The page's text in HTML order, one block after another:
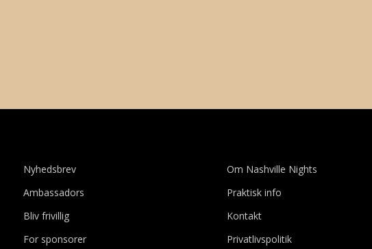
Nyhedsbrev
Ambassadors
Bliv frivillig
For sponsorer
Om Nashville Nights
Praktisk info
Kontakt
Privatlivspolitik